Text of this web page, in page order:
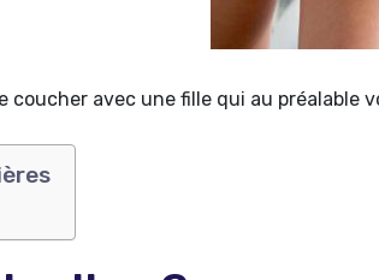
coucher avec une fille qui au préalable